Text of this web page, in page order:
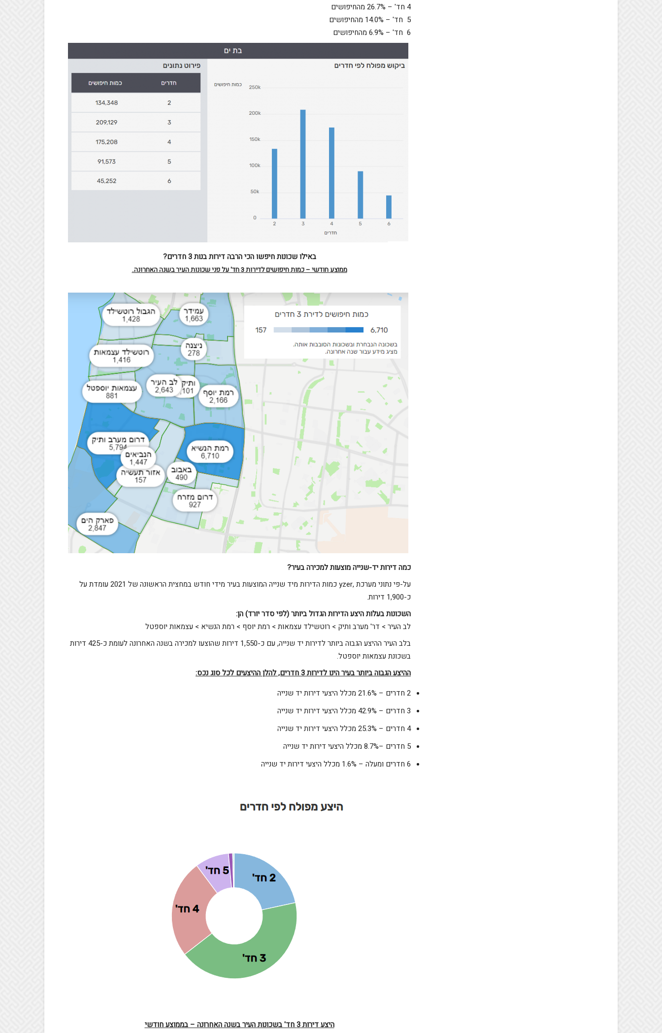
4 חד' – 26.7% מהחיפושים
5 חד' – 14.0% מהחיפושים
6 חד' – 6.9% מהחיפושים
באילו שכונות חיפשו הכי הרבה דירות בנות 3 חדרים?
ממוצע חודשי – כמות חיפושים לדירות 3 חד' על פני שכונות העיר בשנה האחרונה.
כמה דירות יד-שנייה מוצעות למכירה בעיר?
על-פי נתוני מערכת ,yzer כמות הדירות מיד שנייה המוצעות בעיר מידי חודש במחצית הראשונה של 2021 עומדת על
כ-1,900 דירות.
השכונות בעלות היצע הדירות הגדול ביותר (לפי סדר יורד) הן:
לב העיר > דר' מערב ותיק > רוטשילד עצמאות > רמת יוסף > רמת הנשיא > עצמאות יוספטל
בלב העיר ההיצע הגבוה ביותר לדירות יד שנייה, עם כ-1,550 דירות שהוצעו למכירה בשנה האחרונה לעומת כ-425 דירות
בשכונת עצמאות יוספטל.
ההיצע הגבוה ביותר בעיר הינו לדירות 3 חדרים, להלן ההיצעים לכל סוג נכס
:
2 חדרים – 21.6% מכלל היצעי דירות יד שנייה
3 חדרים – 42.9% מכלל היצעי דירות יד שנייה
4 חדרים – 25.3% מכלל היצעי דירות יד שנייה
5 חדרים –8.7% מכלל היצעי דירות יד שנייה
6 חדרים ומעלה – 1.6% מכלל היצעי דירות יד שנייה
היצע דירות 3 חד' בשכונות העיר בשנה האחרונה – בממוצע חודשי